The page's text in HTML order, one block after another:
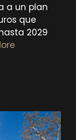
a un plan
que
2029